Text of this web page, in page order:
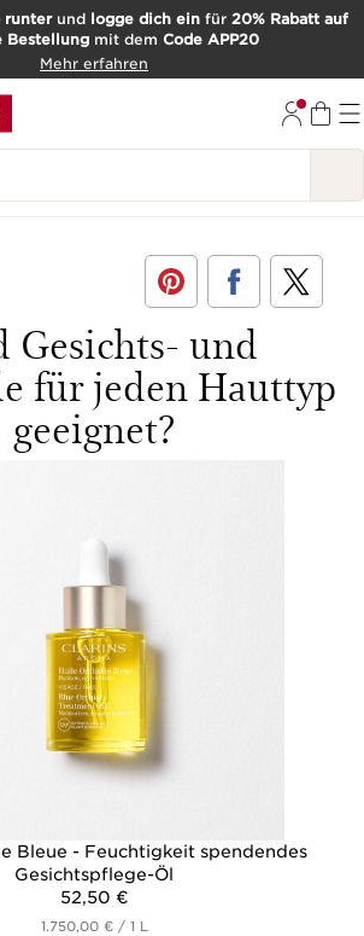
runterund logge dich ein für 20% Rabatt auf
Bestellungmit dem Code APP20
Mehr erfahren
Gesichts- und
für jeden Hauttyp
geeignet?
Bleue - Feuchtigkeit spendendes
Gesichtspflege-Öl
52,50 €
1.750,00 € / 1 L